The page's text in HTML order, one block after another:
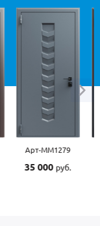
Арт-ММ1279
35 000 руб.